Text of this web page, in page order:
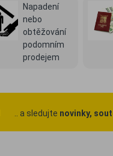
Napadení
nebo
obtěžování
podomním
prodejem
.. a sledujte novinky,